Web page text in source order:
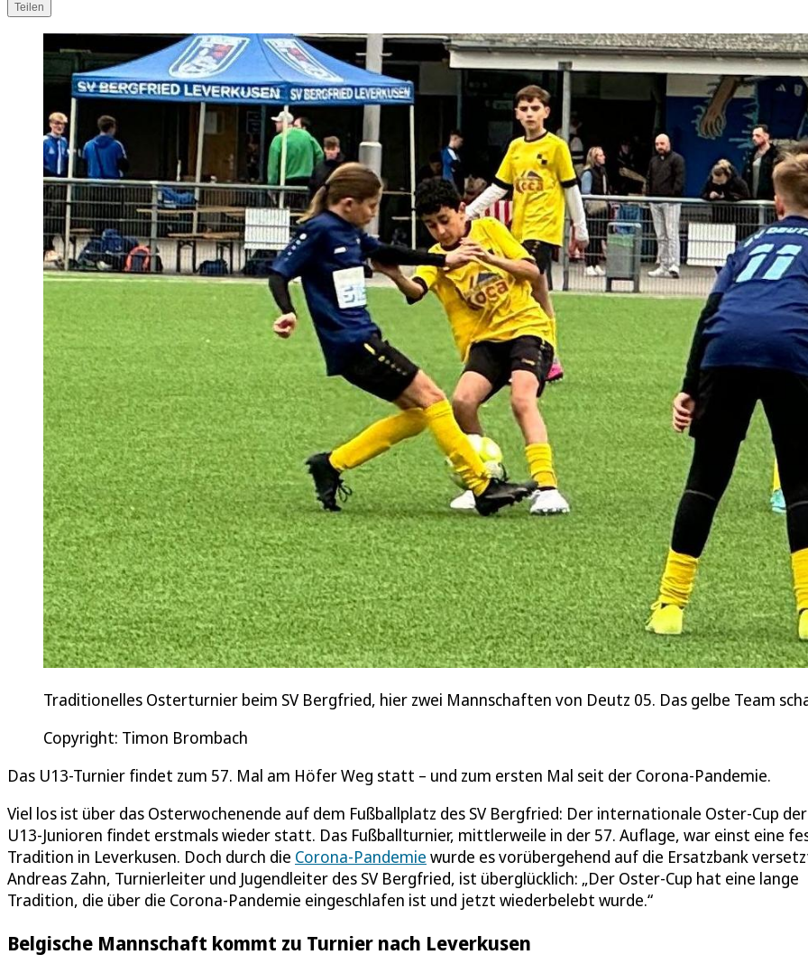
Teilen
Traditionelles Osterturnier beim SV Bergfried, hier zwei Mannschaften von Deutz 05. Das gelbe Team
Copyright: Timon Brombach
Das U13-Turnier findet zum 57. Mal am Höfer Weg statt – und zum ersten Mal seit der Corona-Pandemie.
Viel los ist über das Osterwochenende auf dem Fußballplatz des SV Bergfried: Der internationale Oster-Cup der
U13-Junioren findet erstmals wieder statt. Das Fußballturnier, mittlerweile in der 57. Auflage, war einst eine
Tradition in Leverkusen. Doch durch die Corona-Pandemie wurde es vorübergehend auf die Ersatzbank
Andreas Zahn, Turnierleiter und Jugendleiter des SV Bergfried, ist überglücklich: „Der Oster-Cup hat eine lange
Tradition, die über die Corona-Pandemie eingeschlafen ist und jetzt wiederbelebt wurde.“
Belgische Mannschaft kommt zu Turnier nach Leverkusen